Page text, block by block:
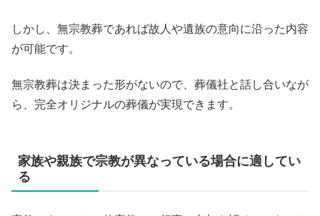
しかし、無宗教葬であれば故人や遺族の意向に沿った内容
が可能です。
無宗教葬は決まった形がないので、葬儀社と話し合いなが
ら、完全オリジナルの葬儀が実現できます。
家族や親族で宗教が異なっている場合に適してい
る